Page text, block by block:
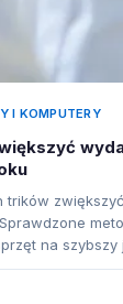
I KOMPUTERY
trików
na szybszy